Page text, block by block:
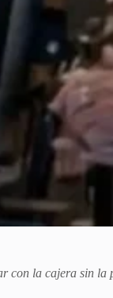
con la cajera sin